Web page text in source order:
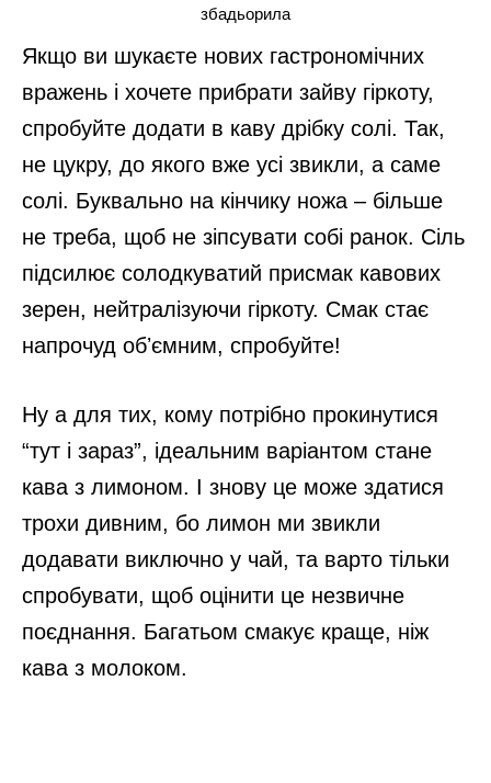
збадьорила
Якщо ви шукаєте нових гастрономічних
вражень і хочете прибрати зайву гіркоту,
спробуйте додати в каву дрібку солі. Так,
не цукру, до якого вже усі звикли, а саме
солі. Буквально на кінчику ножа – більше
не треба, щоб не зіпсувати собі ранок. Сіль
підсилює солодкуватий присмак кавових
зерен, нейтралізуючи гіркоту. Смак стає
напрочуд обʼємним, спробуйте!
Ну а для тих, кому потрібно прокинутися
“тут і зараз”, ідеальним варіантом стане
кава з лимоном. І знову це може здатися
трохи дивним, бо лимон ми звикли
додавати виключно у чай, та варто тільки
спробувати, щоб оцінити це незвичне
поєднання. Багатьом смакує краще, ніж
кава з молоком.